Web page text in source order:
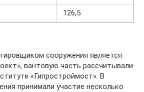
126,5
сооружения является
вантовую часть рассчитывали
«Гипростроймост». В
принимали участие несколько